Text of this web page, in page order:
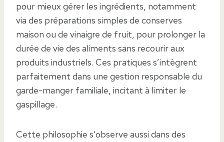
pour mieux gérer les ingrédients, notamment
via des préparations simples de conserves
maison ou de vinaigre de fruit, pour prolonger la
durée de vie des aliments sans recourir aux
produits industriels. Ces pratiques s’intègrent
parfaitement dans une gestion responsable du
garde-manger familiale, incitant à limiter le
gaspillage.
Cette philosophie s’observe aussi dans des